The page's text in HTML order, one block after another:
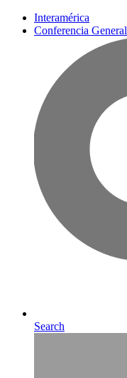
Interamérica
Conferencia General
Search